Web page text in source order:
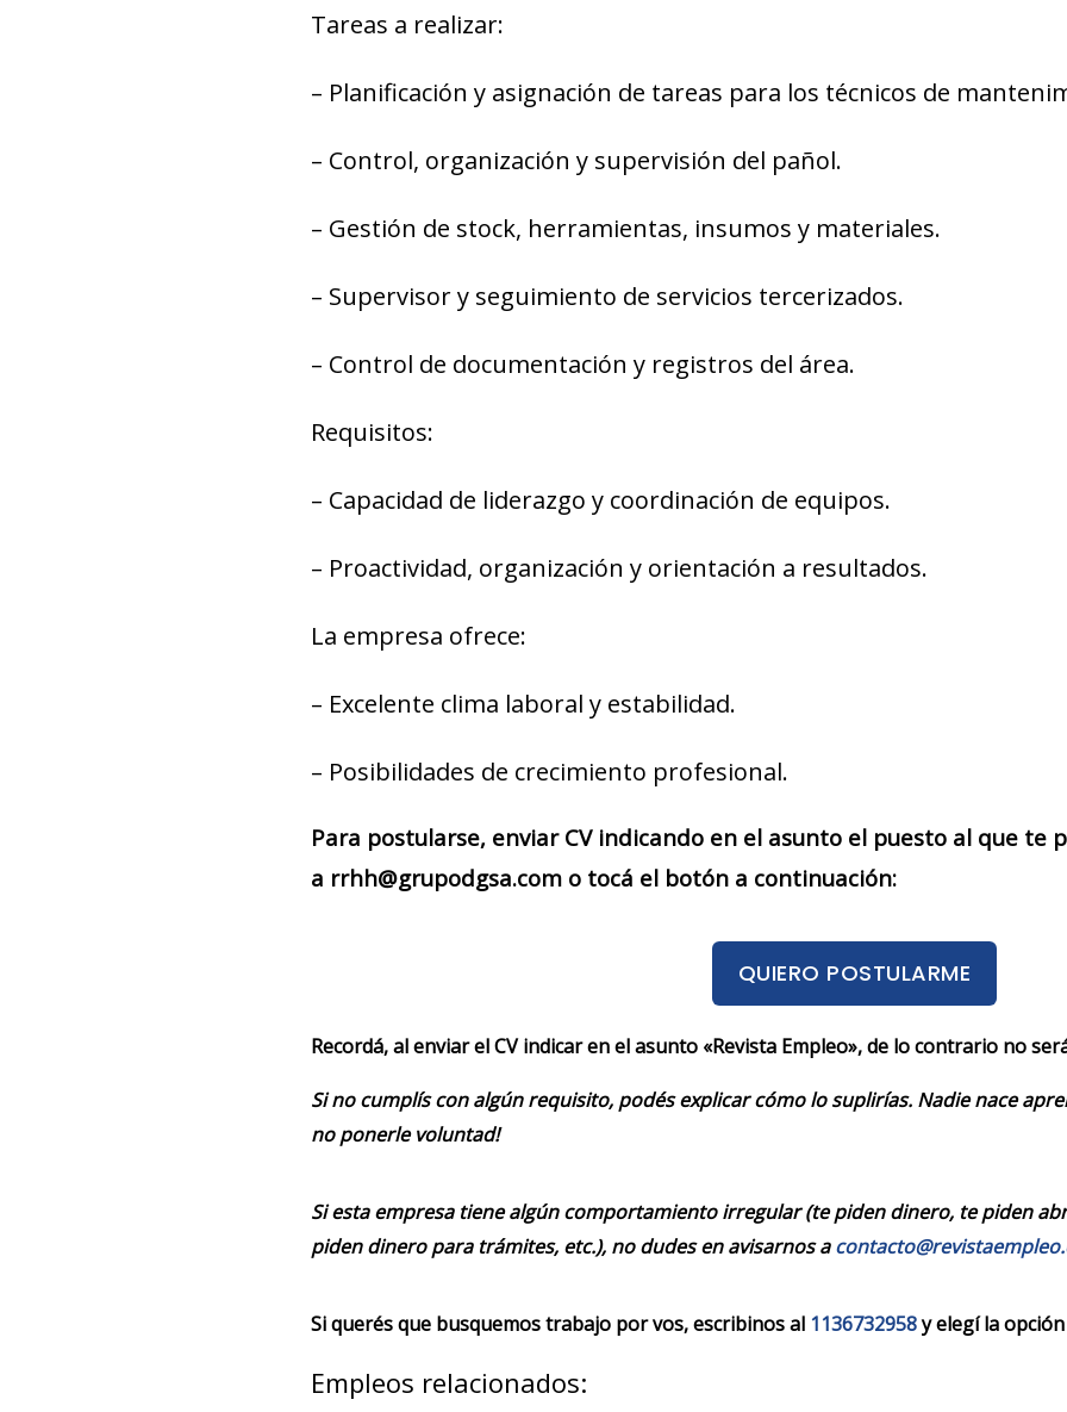
Tareas a realizar:
– Planificación y asignación de tareas para los técnicos de
– Control, organización y supervisión del pañol.
– Gestión de stock, herramientas, insumos y materiales.
– Supervisor y seguimiento de servicios tercerizados.
– Control de documentación y registros del área.
Requisitos:
– Capacidad de liderazgo y coordinación de equipos.
– Proactividad, organización y orientación a resultados.
La empresa ofrece:
– Excelente clima laboral y estabilidad.
– Posibilidades de crecimiento profesional.
Para postularse, enviar CV indicando en el asunto el puesto al que te
a rrhh@grupodgsa.com o tocá el botón a continuación:
QUIERO POSTULARME
Recordá, al enviar el CV indicar en el asunto «Revista Empleo», de lo contrario no
Si no cumplís con algún requisito, podés explicar cómo lo suplirías. Nadie nace
no ponerle voluntad!
Si esta empresa tiene algún comportamiento irregular (te piden dinero, te piden
piden dinero para trámites, etc.), no dudes en avisarnos a
Si querés que busquemos trabajo por vos, escribinos al 1136732958y elegí la
Empleos relacionados: